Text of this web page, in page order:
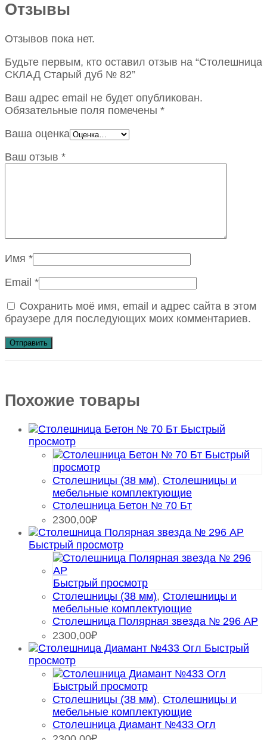
Отзывы
Отзывов пока нет.
Будьте первым, кто оставил отзыв на “Столешница
СКЛАД Старый дуб № 82”
Ваш адрес email не будет опубликован.
Обязательные поля помечены *
Ваша оценка
Ваш отзыв *
Имя *
Email *
Сохранить моё имя, email и адрес сайта в этом
браузере для последующих моих комментариев.
Похожие товары
Быстрый
просмотр
Быстрый
просмотр
Столешницы (38 мм), Столешницы и
мебельные комплектующие
Столешница Бетон № 70 Бт
2300,00₽
Быстрый просмотр
Быстрый просмотр
Столешницы (38 мм), Столешницы и
мебельные комплектующие
Столешница Полярная звезда № 296 АР
2300,00₽
Быстрый
просмотр
Быстрый просмотр
Столешницы (38 мм), Столешницы и
мебельные комплектующие
Столешница Диамант №433 Огл